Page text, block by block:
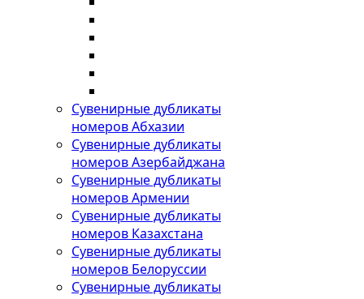
Сувенирные дубликаты
номеров Абхазии
Сувенирные дубликаты
номеров Азербайджана
Сувенирные дубликаты
номеров Армении
Сувенирные дубликаты
номеров Казахстана
Сувенирные дубликаты
номеров Белоруссии
Сувенирные дубликаты